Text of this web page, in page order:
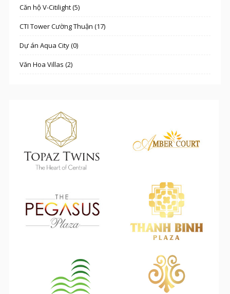
Căn hộ V-Citilight (5)
CTI Tower Cường Thuận (17)
Dự án Aqua City (0)
Văn Hoa Villas (2)